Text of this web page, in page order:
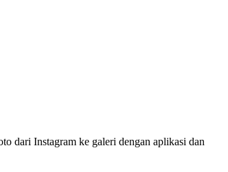
dari Instagram ke galeri dengan aplikasi dan